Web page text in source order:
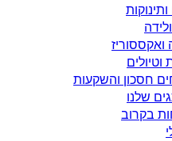
ואקססוריז
וטיולים
חסכון והשקעות
שלנו
בקרוב